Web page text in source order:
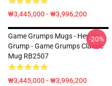
₩3,445,000 - ₩3,996,200
Game Grumps Mugs - Hey I'm
Grump - Game Grumps Classic
Mug RB2507
₩3,445,000 - ₩3,996,200
-20%